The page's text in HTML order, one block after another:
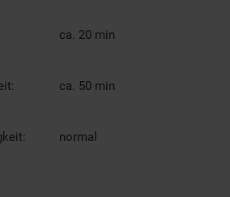
ca. 20 min
ca. 50 min
normal